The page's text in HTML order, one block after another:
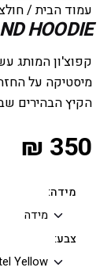
עמוד הבית/
HOODIE
קפוצ'ון המותג
מיסטיקה על
הקיץ הבהירים
מידה:
צבע:
₪ 350